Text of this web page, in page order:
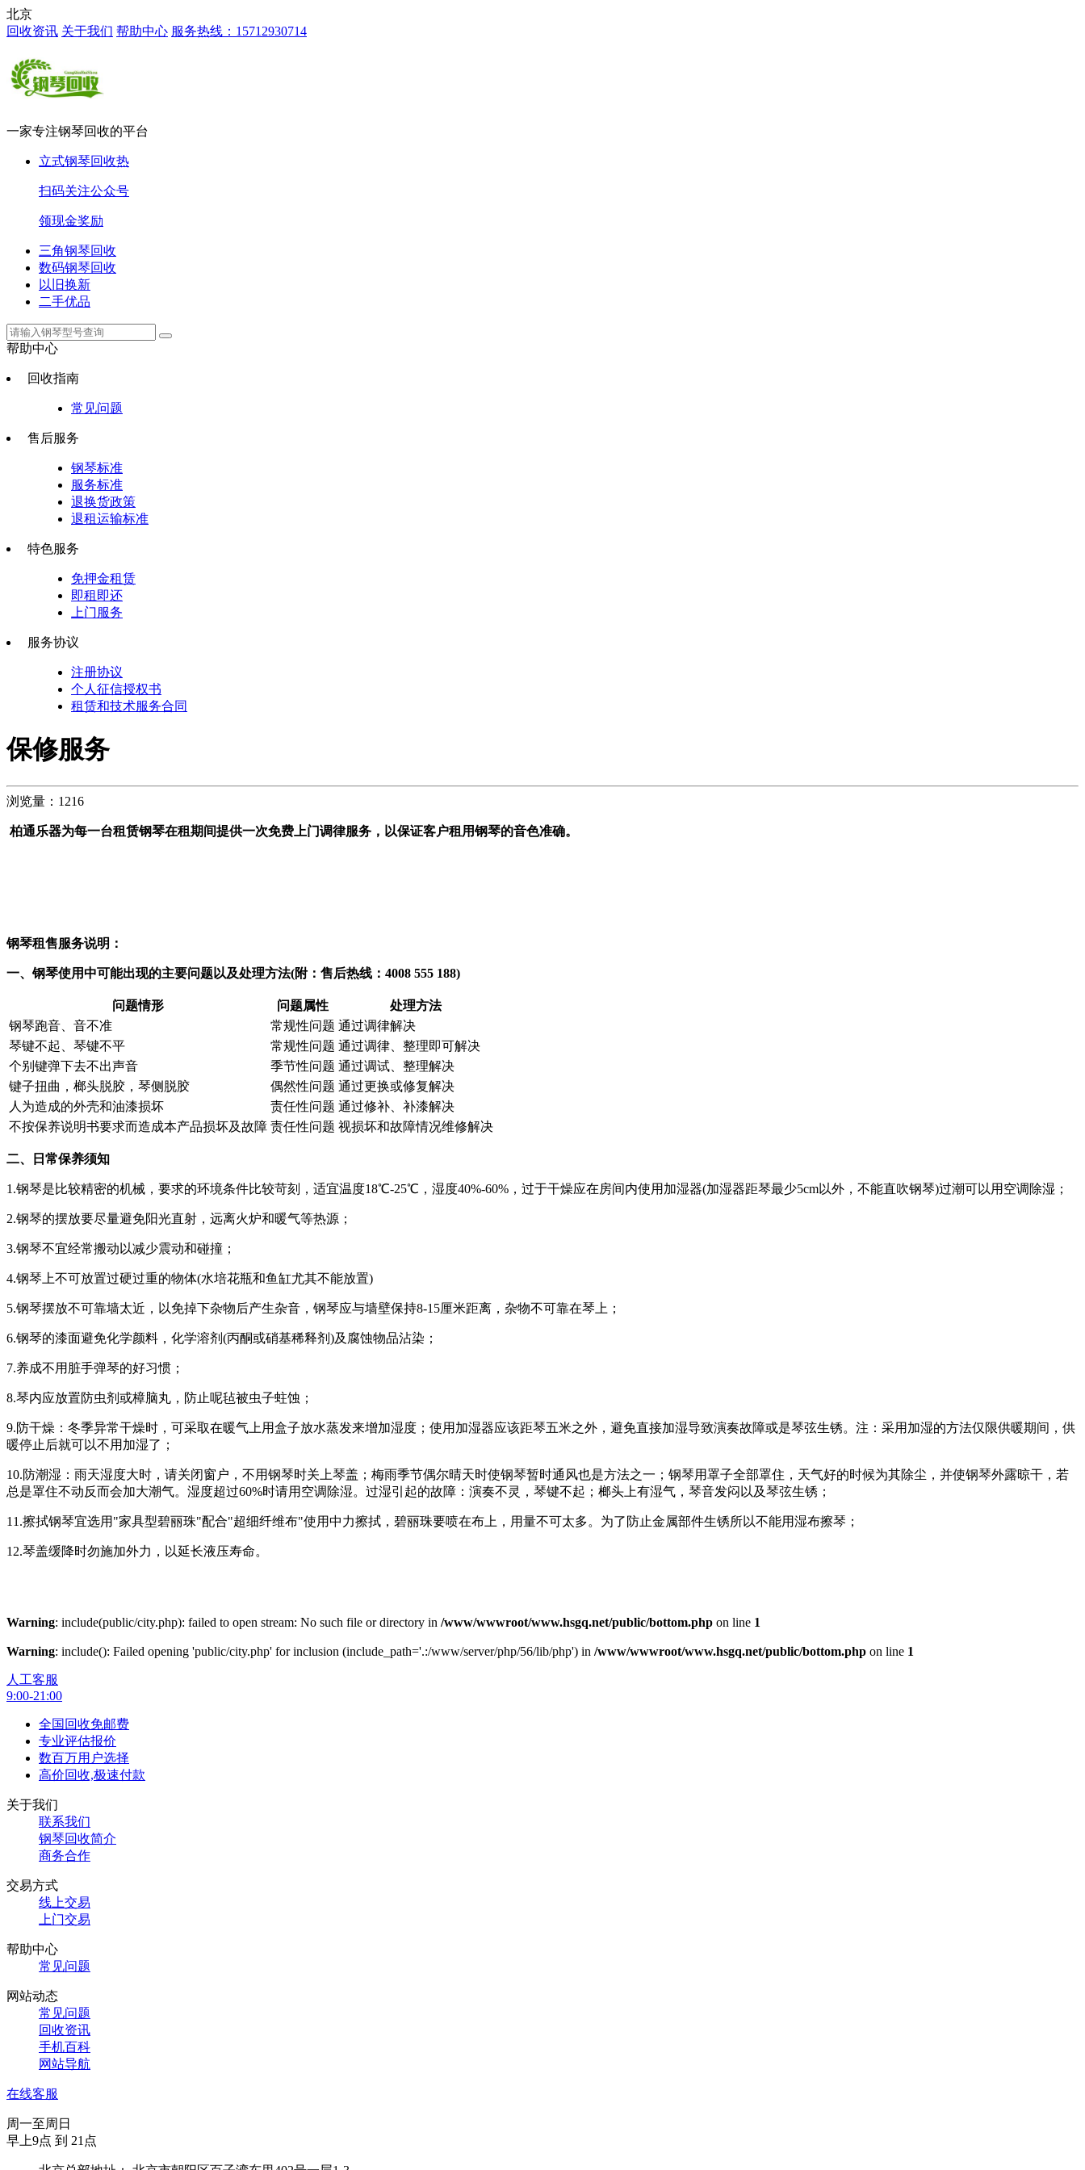
北京
回收资讯 关于我们 帮助中心 服务热线：15712930714
一家专注钢琴回收的平台
立式钢琴回收热
扫码关注公众号
领现金奖励
三角钢琴回收
数码钢琴回收
以旧换新
二手优品
帮助中心
回收指南
常见问题
售后服务
钢琴标准
服务标准
退换货政策
退租运输标准
特色服务
免押金租赁
即租即还
上门服务
服务协议
注册协议
个人征信授权书
租赁和技术服务合同
保修服务
浏览量：1216
柏通乐器为每一台租赁钢琴在租期间提供一次免费上门调律服务，以保证客户租用钢琴的音色准确。
钢琴租售服务说明：
一、钢琴使用中可能出现的主要问题以及处理方法(附：售后热线：4008 555 188)
问题情形 问题属性
处理方法
钢琴跑音、音不准
常规性问题 通过调律解决
琴键不起、琴键不平
常规性问题 通过调律、整理即可解决
个别键弹下去不出声音
季节性问题 通过调试、整理解决
键子扭曲，榔头脱胶，琴侧脱胶
偶然性问题 通过更换或修复解决
人为造成的外壳和油漆损坏
责任性问题 通过修补、补漆解决
不按保养说明书要求而造成本产品损坏及故障 责任性问题 视损坏和故障情况维修解决
二、日常保养须知
1.钢琴是比较精密的机械，要求的环境条件比较苛刻，适宜温度18℃-25℃，湿度40%-60%，过于干燥应在房间内使用加湿器(加湿器距琴最少5cm以外，不能直吹钢琴)过潮可以用空调除湿；
2.钢琴的摆放要尽量避免阳光直射，远离火炉和暖气等热源；
3.钢琴不宜经常搬动以减少震动和碰撞；
4.钢琴上不可放置过硬过重的物体(水培花瓶和鱼缸尤其不能放置)
5.钢琴摆放不可靠墙太近，以免掉下杂物后产生杂音，钢琴应与墙壁保持8-15厘米距离，杂物不可靠在琴上；
6.钢琴的漆面避免化学颜料，化学溶剂(丙酮或硝基稀释剂)及腐蚀物品沾染；
7.养成不用脏手弹琴的好习惯；
8.琴内应放置防虫剂或樟脑丸，防止呢毡被虫子蛀蚀；
9.防干燥：冬季异常干燥时，可采取在暖气上用盒子放水蒸发来增加湿度；使用加湿器应该距琴五米之外，避免直接加湿导致演奏故障或是琴弦生锈。注：采用加湿的方法仅限供暖期间，供
暖停止后就可以不用加湿了；
10.防潮湿：雨天湿度大时，请关闭窗户，不用钢琴时关上琴盖；梅雨季节偶尔晴天时使钢琴暂时通风也是方法之一；钢琴用罩子全部罩住，天气好的时候为其除尘，并使钢琴外露晾干，若
总是罩住不动反而会加大潮气。湿度超过60%时请用空调除湿。过湿引起的故障：演奏不灵，琴键不起；榔头上有湿气，琴音发闷以及琴弦生锈；
11.擦拭钢琴宜选用"家具型碧丽珠"配合"超细纤维布"使用中力擦拭，碧丽珠要喷在布上，用量不可太多。为了防止金属部件生锈所以不能用湿布擦琴；
12.琴盖缓降时勿施加外力，以延长液压寿命。
Warning: include(public/city.php): failed to open stream: No such file or directory in /www/wwwroot/www.hsgq.net/public/bottom.php on line 1
Warning: include(): Failed opening 'public/city.php' for inclusion (include_path='.:/www/server/php/56/lib/php') in /www/wwwroot/www.hsgq.net/public/bottom.php on line 1
人工客服
9:00-21:00
全国回收免邮费
专业评估报价
数百万用户选择
高价回收,极速付款
关于我们
联系我们
钢琴回收简介
商务合作
交易方式
线上交易
上门交易
帮助中心
常见问题
网站动态
常见问题
回收资讯
手机百科
网站导航
在线客服
周一至周日
早上9点 到 21点